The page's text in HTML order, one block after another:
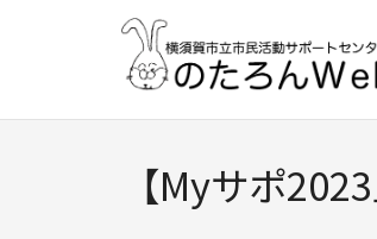
【Myサポ